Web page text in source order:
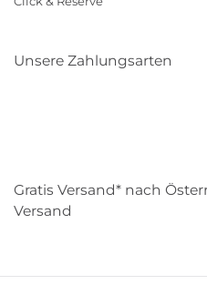
Unsere Zahlungsarten
Gratis Versand* nach
Versand